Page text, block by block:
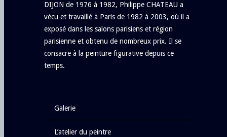
DIJON de 1976 à 1982, Philippe CHATEAU a
vécu et travaillé à Paris de 1982 à 2003, où il a
exposé dans les salons parisiens et région
parisienne et obtenu de nombreux prix. Il se
consacre à la peinture figurative depuis ce
temps.
galerie
l’atelier du peintre